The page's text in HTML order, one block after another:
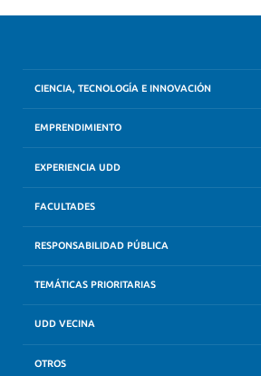
CIENCIA, TECNOLOGÍA E INNOVACIÓN
EMPRENDIMIENTO
EXPERIENCIA UDD
FACULTADES
RESPONSABILIDAD PÚBLICA
TEMÁTICAS PRIORITARIAS
UDD VECINA
OTROS